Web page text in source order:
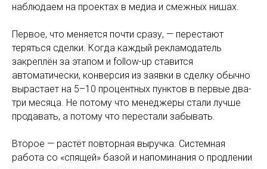
наблюдаем на проектах в медиа и смежных нишах.
Первое, что меняется почти сразу, — перестают
теряться сделки. Когда каждый рекламодатель
закреплён за этапом и follow-up ставится
автоматически, конверсия из заявки в сделку обычно
вырастает на 5–10 процентных пунктов в первые два-
три месяца. Не потому что менеджеры стали лучше
продавать, а потому что перестали забывать.
Второе — растёт повторная выручка. Системная
работа со «спящей» базой и напоминания о продлении